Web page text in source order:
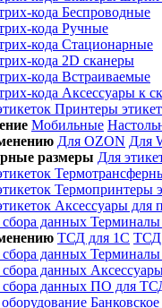
Беспроводные
Ручные
Стационарные
2D сканеры
Встраиваемые
Аксессуары к
Принтеры
Мобильные
Для OZON Для
размеры Для
Термопринтеры
Аксессуары для
Терминалы
ТСД для 1С ТСД
Терминалы
ПО для